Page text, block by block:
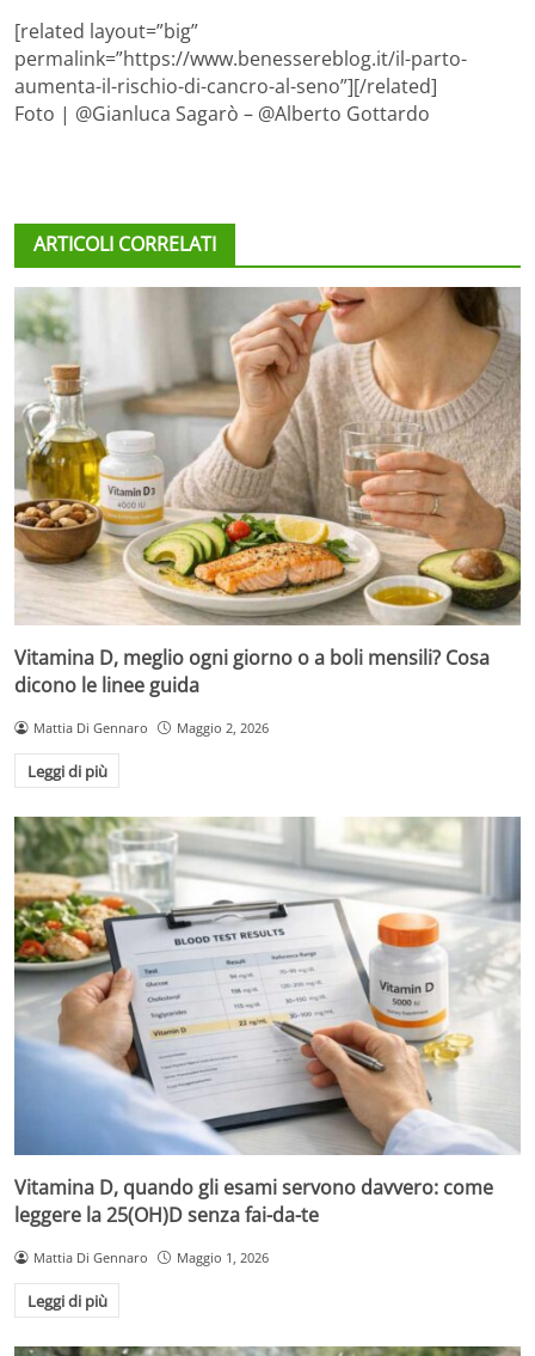
[related layout=”big”
permalink=”https://www.benessereblog.it/il-parto-
aumenta-il-rischio-di-cancro-al-seno”][/related]
Foto | @Gianluca Sagarò – @Alberto Gottardo
ARTICOLI CORRELATI
Vitamina D, meglio ogni giorno o a boli mensili? Cosa
dicono le linee guida
Mattia Di Gennaro Maggio 2, 2026
Leggi di più
Vitamina D, quando gli esami servono davvero: come
leggere la 25(OH)D senza fai-da-te
Mattia Di Gennaro Maggio 1, 2026
Leggi di più